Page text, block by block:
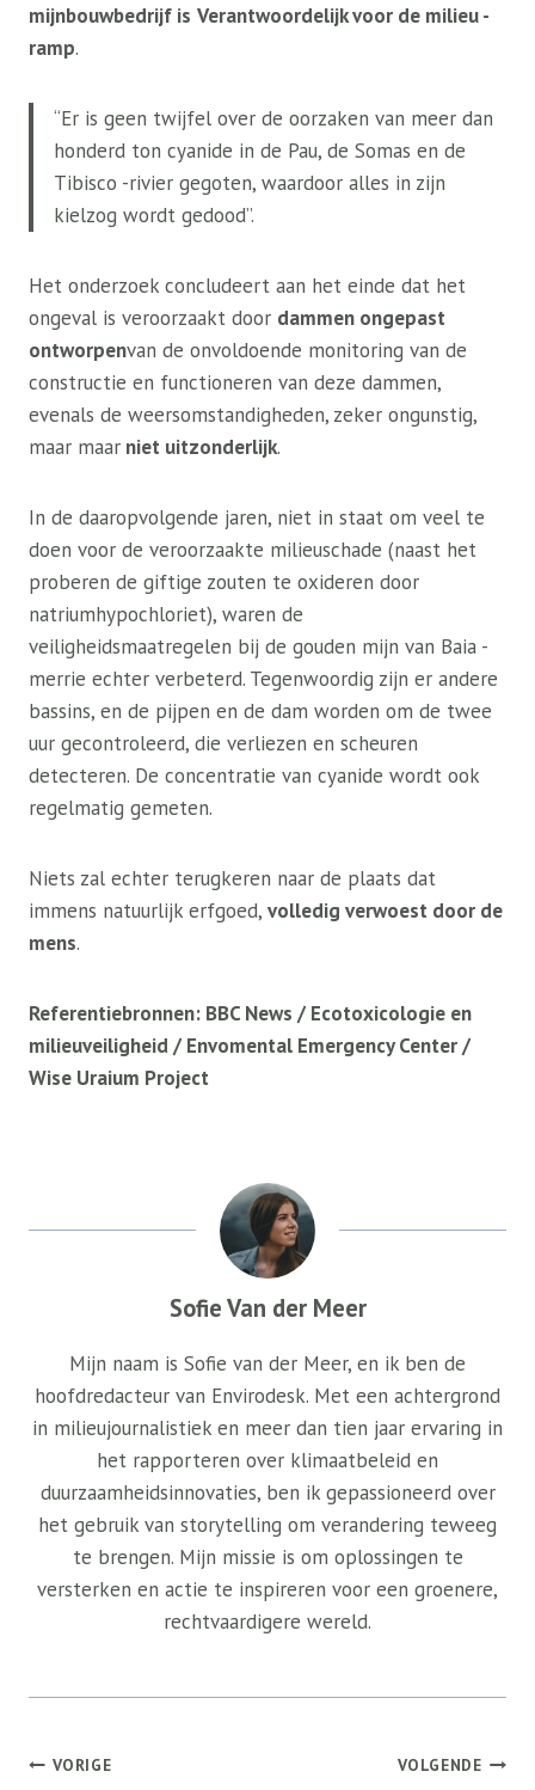
mijnbouwbedrijf is Verantwoordelijk voor de milieu -
ramp.
“Er is geen twijfel over de oorzaken van meer dan
honderd ton cyanide in de Pau, de Somas en de
Tibisco -rivier gegoten, waardoor alles in zijn
kielzog wordt gedood”.
Het onderzoek concludeert aan het einde dat het
ongeval is veroorzaakt door dammen ongepast
ontworpenvan de onvoldoende monitoring van de
constructie en functioneren van deze dammen,
evenals de weersomstandigheden, zeker ongunstig,
maar maar niet uitzonderlijk.
In de daaropvolgende jaren, niet in staat om veel te
doen voor de veroorzaakte milieuschade (naast het
proberen de giftige zouten te oxideren door
natriumhypochloriet), waren de
veiligheidsmaatregelen bij de gouden mijn van Baia -
merrie echter verbeterd. Tegenwoordig zijn er andere
bassins, en de pijpen en de dam worden om de twee
uur gecontroleerd, die verliezen en scheuren
detecteren. De concentratie van cyanide wordt ook
regelmatig gemeten.
Niets zal echter terugkeren naar de plaats dat
immens natuurlijk erfgoed, volledig verwoest door de
mens.
Referentiebronnen: BBC News / Ecotoxicologie en
milieuveiligheid / Envomental Emergency Center/
Wise Uraium Project
Sofie Van der Meer
Mijn naam is Sofie van der Meer, en ik ben de
hoofdredacteur van Envirodesk. Met een achtergrond
in milieujournalistiek en meer dan tien jaar ervaring in
het rapporteren over klimaatbeleid en
duurzaamheidsinnovaties, ben ik gepassioneerd over
het gebruik van storytelling om verandering teweeg
te brengen. Mijn missie is om oplossingen te
versterken en actie te inspireren voor een groenere,
rechtvaardigere wereld.
Bericht
VORIGE VOLGENDE